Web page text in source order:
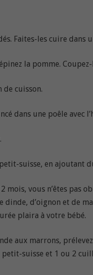
Faites-les cuire
la pomme.
de cuisson.
dans une poêle avec
suisse, en ajoutant
mois, vous n’êtes pas
dinde, d’oignon et de
plaira à votre bébé.
aux marrons,
petit-suisse et 1 ou 2